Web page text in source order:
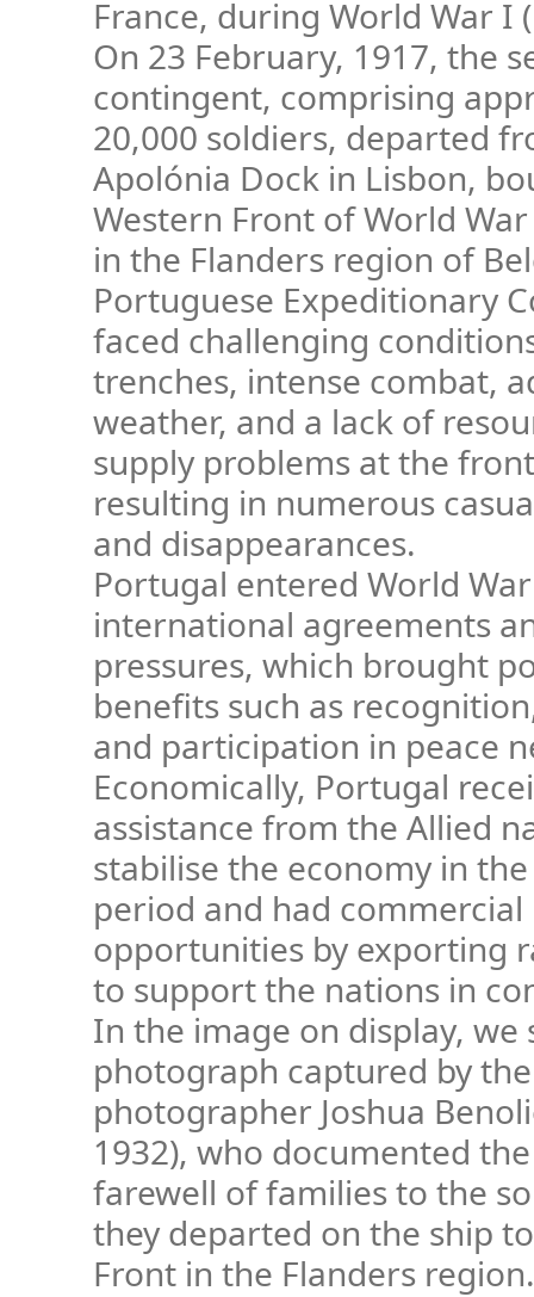
France, during World War I
On 23 February, 1917, the
contingent, comprising
20,000 soldiers, departed
Apolónia Dock in Lisbon,
Western Front of World
in the Flanders region of
Portuguese Expeditionary
faced challenging
trenches, intense combat,
weather, and a lack of
supply problems at the
resulting in numerous
and disappearances.
Portugal entered World
international agreements
pressures, which brought
benefits such as
and participation in peace
Economically, Portugal
assistance from the Allied
stabilise the economy in
period and had commercial
opportunities by exporting
to support the nations in
In the image on display, we
photograph captured by
photographer Joshua
1932), who documented
farewell of families to the
they departed on the ship
Front in the Flanders region.